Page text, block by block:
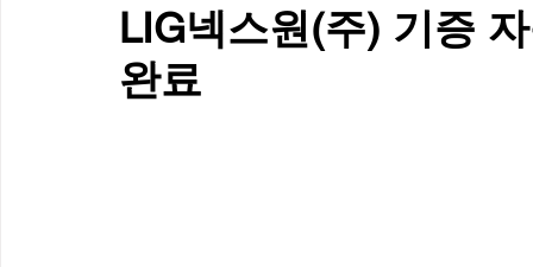
LIG넥스원(주) 기증
완료